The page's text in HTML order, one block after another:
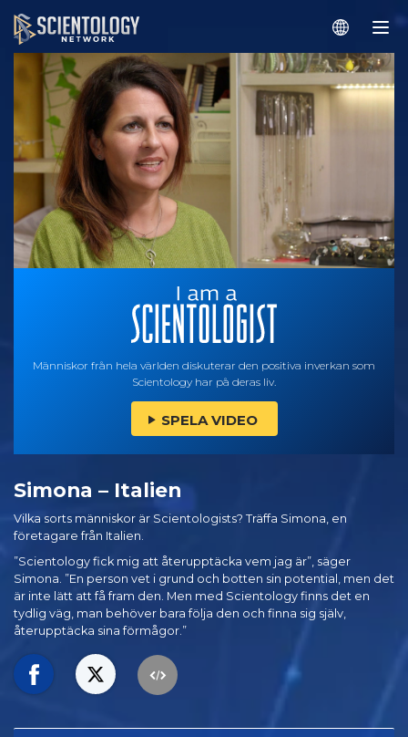
Människor från hela världen diskuterar den positiva inverkan som
Scientology har på deras liv.
SPELA VIDEO
Simona – Italien
Vilka sorts människor är Scientologists? Träffa Simona, en
företagare från Italien.
”Scientology fick mig att återupptäcka vem jag är”, säger
Simona. ”En person vet i grund och botten sin potential, men det
är inte lätt att få fram den. Men med Scientology finns det en
tydlig väg, man behöver bara följa den och finna sig själv,
återupptäcka sina förmågor.”